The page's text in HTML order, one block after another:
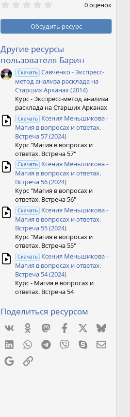
0
0
з
ё
з
д
0 оценок
Обсудить ресурс
Другие ресурсы
пользователя Барин
Скачать Савченко - Экспресс-
метод анализа расклада на
Старших Арканах (2014)
Курс - Экспресс-метод анализа
расклада на Старших Арканах
Скачать Ксения Меньшикова -
Магия в вопросах и ответах.
Встреча 57 (2024)
Курс "Магия в вопросах и
ответах. Встреча 57"
Скачать Ксения Меньшикова -
Магия в вопросах и ответах.
Встреча 56 (2024)
Курс "Магия в вопросах и
ответах. Встреча 56"
Скачать Ксения Меньшикова -
Магия в вопросах и ответах.
Встреча 55 (2024)
Курс "Магия в вопросах и
ответах. Встреча 55"
Скачать Ксения Меньшикова -
Магия в вопросах и ответах.
Встреча 54 (2024)
Курс - Магия в вопросах и
ответах. Встреча 54
Поделиться ресурсом
VkontakteOdnoklassniki
MastodonFacebook
LinkedInWhatsAppTelegram
Viber Skype
GoogleСсылка